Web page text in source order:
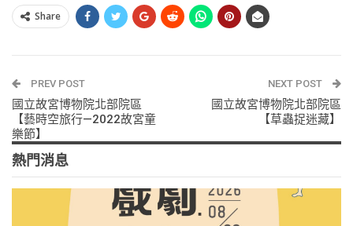
Share
PREV POST
國立故宮博物院北部院區
【藝時空旅行—2022故宮童
樂節】
NEXT POST
國立故宮博物院北部院區
【草蟲捉迷藏】
熱門消息